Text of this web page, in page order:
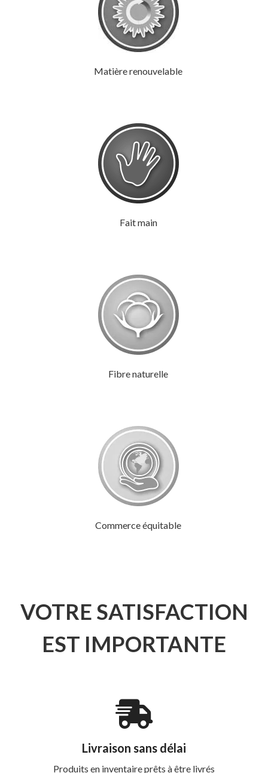
Matière renouvelable
Fait main
Fibre naturelle
Commerce équitable
VOTRE SATISFACTION
EST IMPORTANTE
Livraison sans délai
Produits en inventaire prêts à être livrés